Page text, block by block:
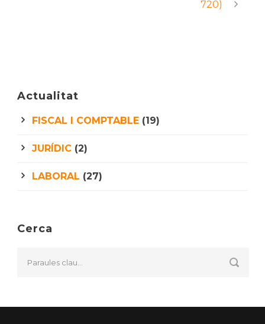
720)
Actualitat
FISCAL I COMPTABLE (19)
JURÍDIC (2)
LABORAL (27)
Cerca